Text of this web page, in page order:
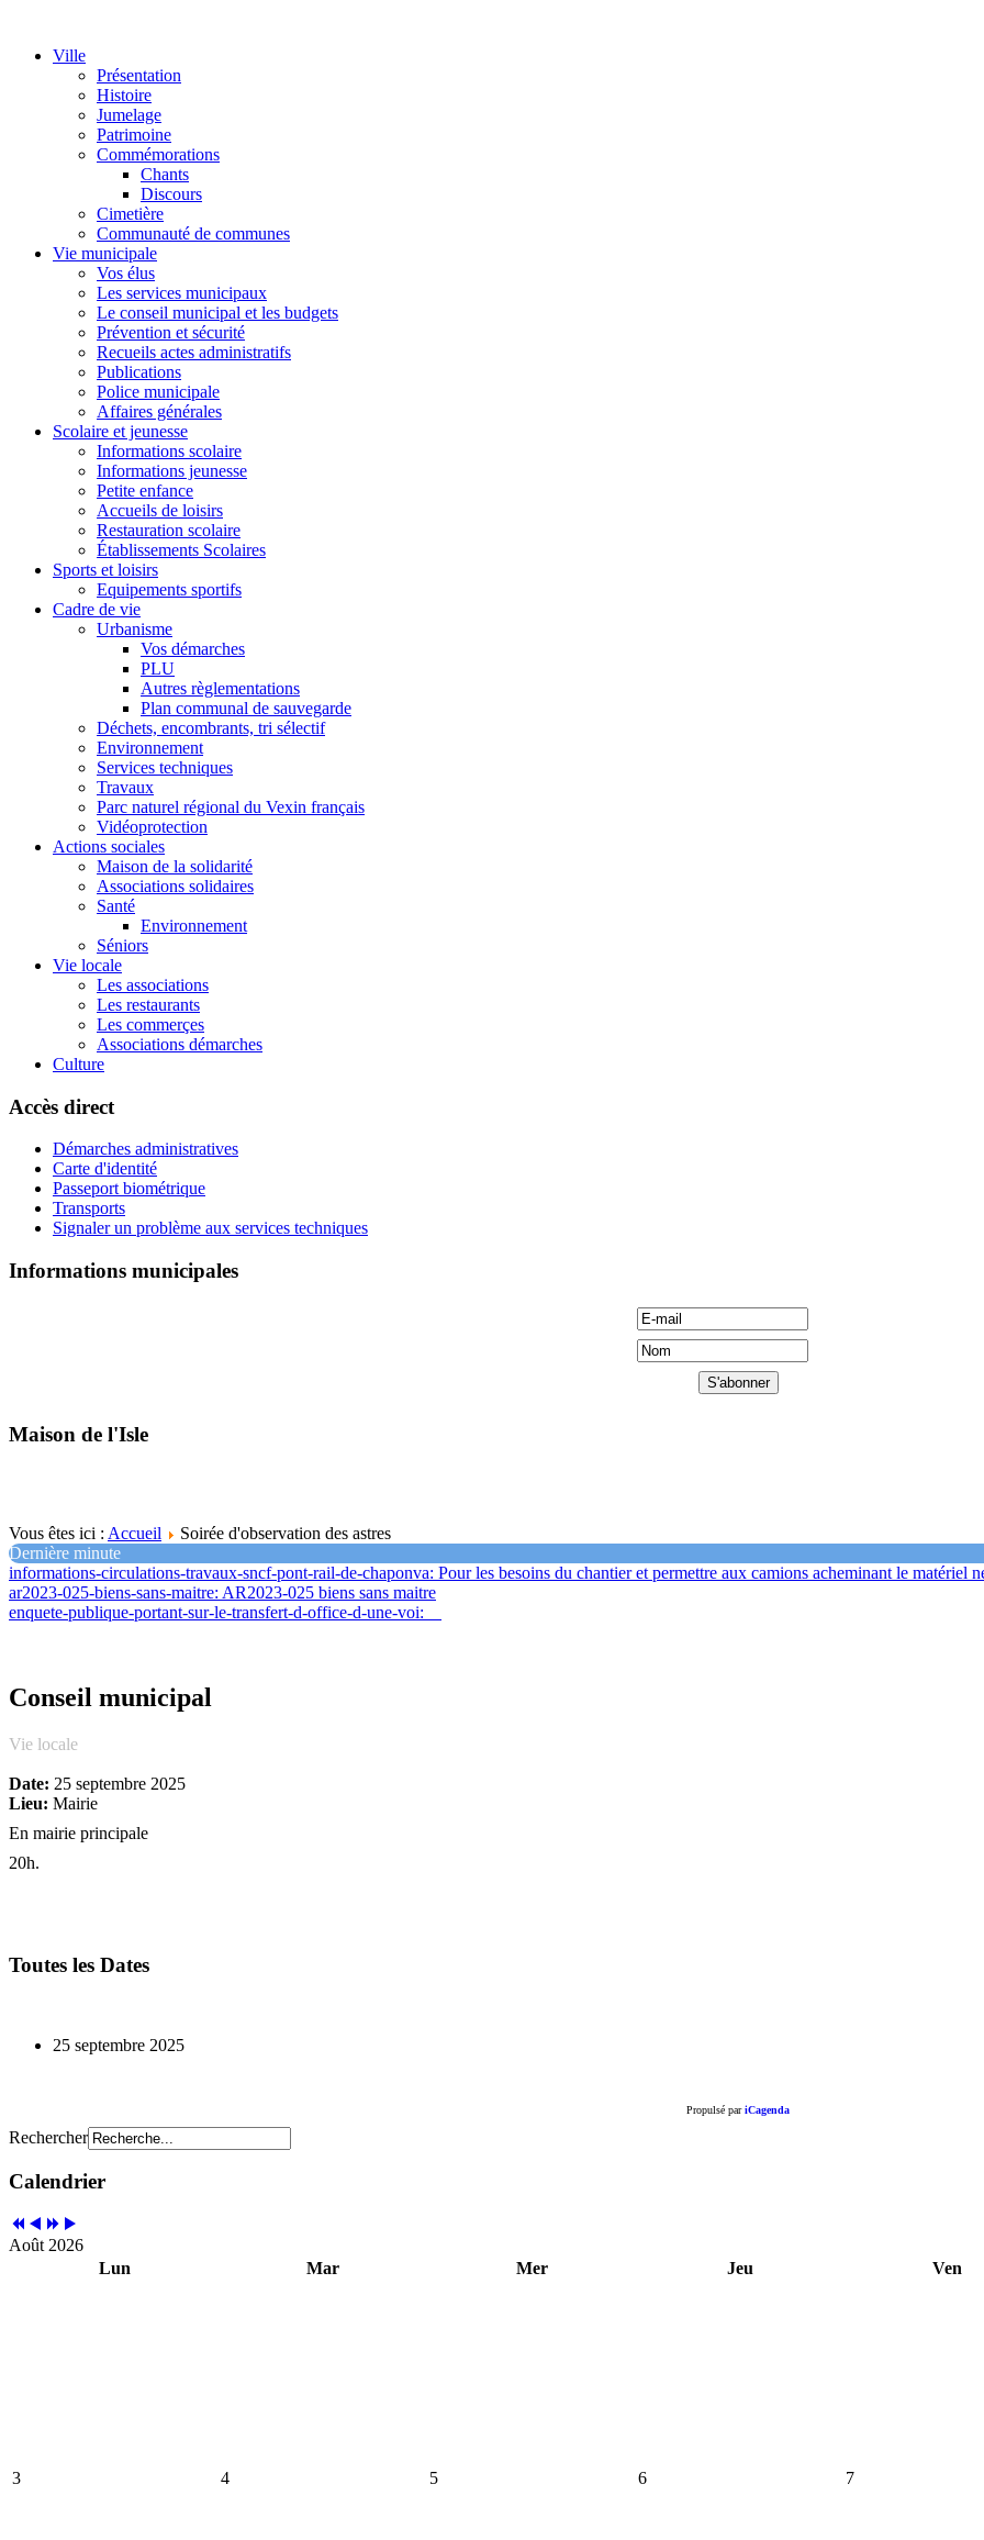
Ville
Présentation
Histoire
Jumelage
Patrimoine
Commémorations
Chants
Discours
Cimetière
Communauté de communes
Vie municipale
Vos élus
Les services municipaux
Le conseil municipal et les budgets
Prévention et sécurité
Recueils actes administratifs
Publications
Police municipale
Affaires générales
Scolaire et jeunesse
Informations scolaire
Informations jeunesse
Petite enfance
Accueils de loisirs
Restauration scolaire
Établissements Scolaires
Sports et loisirs
Equipements sportifs
Cadre de vie
Urbanisme
Vos démarches
PLU
Autres règlementations
Plan communal de sauvegarde
Déchets, encombrants, tri sélectif
Environnement
Services techniques
Travaux
Parc naturel régional du Vexin français
Vidéoprotection
Actions sociales
Maison de la solidarité
Associations solidaires
Santé
Environnement
Séniors
Vie locale
Les associations
Les restaurants
Les commerçes
Associations démarches
Culture
Accès direct
Démarches administratives
Carte d'identité
Passeport biométrique
Transports
Signaler un problème aux services techniques
Informations municipales
Maison de l'Isle
Vous êtes ici : Accueil
Soirée d'observation des astres
Dernière minute
informations-circulations-travaux-sncf-pont-rail-de-chaponva: Pour les besoins du chantier et permettre aux camions acheminant le matériel
ar2023-025-biens-sans-maitre: AR2023-025 biens sans maitre
enquete-publique-portant-sur-le-transfert-d-office-d-une-voi:
Conseil municipal
Vie locale
Date: 25 septembre 2025
Lieu: Mairie
En mairie principale
20h.
Toutes les Dates
25 septembre 2025
Propulsé pariCagenda
Rechercher
Calendrier
Août 2026
Lun
Mar Mer Jeu Ven
3 4 5 6 7